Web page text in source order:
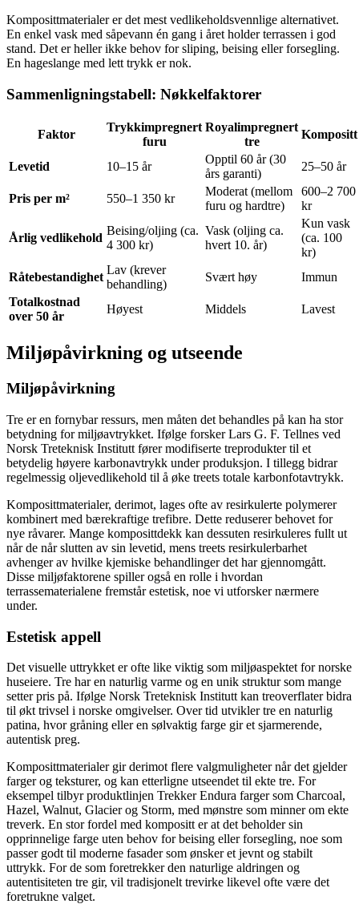
Komposittmaterialer er det mest vedlikeholdsvennlige alternativet.
En enkel vask med såpevann én gang i året holder terrassen i god
stand. Det er heller ikke behov for sliping, beising eller forsegling.
En hageslange med lett trykk er nok.
Sammenligningstabell: Nøkkelfaktorer
Faktor
Trykkimpregnert
furu
Royalimpregnert
tre
Kompositt
Levetid 10–15 år
Opptil 60 år (30
års garanti)
25–50 år
Pris per m² 550–1 350 kr
Moderat (mellom
furu og hardtre)
600–2 700
kr
Årlig vedlikehold
Beising/oljing (ca.
4 300 kr)
Vask (oljing ca.
hvert 10. år)
Kun vask
(ca. 100
kr)
Råtebestandighet
Lav (krever
behandling)
Svært høy
Immun
Totalkostnad
over 50 år
Høyest Middels Lavest
Miljøpåvirkning og utseende
Miljøpåvirkning
Tre er en fornybar ressurs, men måten det behandles på kan ha stor
betydning for miljøavtrykket. Ifølge forsker Lars G. F. Tellnes ved
Norsk Treteknisk Institutt fører modifiserte treprodukter til et
betydelig høyere karbonavtrykk under produksjon. I tillegg bidrar
regelmessig oljevedlikehold til å øke treets totale karbonfotavtrykk.
Komposittmaterialer, derimot, lages ofte av resirkulerte polymerer
kombinert med bærekraftige trefibre. Dette reduserer behovet for
nye råvarer. Mange komposittdekk kan dessuten resirkuleres fullt ut
når de når slutten av sin levetid, mens treets resirkulerbarhet
avhenger av hvilke kjemiske behandlinger det har gjennomgått.
Disse miljøfaktorene spiller også en rolle i hvordan
terrassematerialene fremstår estetisk, noe vi utforsker nærmere
under.
Estetisk appell
Det visuelle uttrykket er ofte like viktig som miljøaspektet for norske
huseiere. Tre har en naturlig varme og en unik struktur som mange
setter pris på. Ifølge Norsk Treteknisk Institutt kan treoverflater bidra
til økt trivsel i norske omgivelser. Over tid utvikler tre en naturlig
patina, hvor gråning eller en sølvaktig farge gir et sjarmerende,
autentisk preg.
Komposittmaterialer gir derimot flere valgmuligheter når det gjelder
farger og teksturer, og kan etterligne utseendet til ekte tre. For
eksempel tilbyr produktlinjen Trekker Endura farger som Charcoal,
Hazel, Walnut, Glacier og Storm, med mønstre som minner om ekte
treverk. En stor fordel med kompositt er at det beholder sin
opprinnelige farge uten behov for beising eller forsegling, noe som
passer godt til moderne fasader som ønsker et jevnt og stabilt
uttrykk. For de som foretrekker den naturlige aldringen og
autentisiteten tre gir, vil tradisjonelt trevirke likevel ofte være det
foretrukne valget.